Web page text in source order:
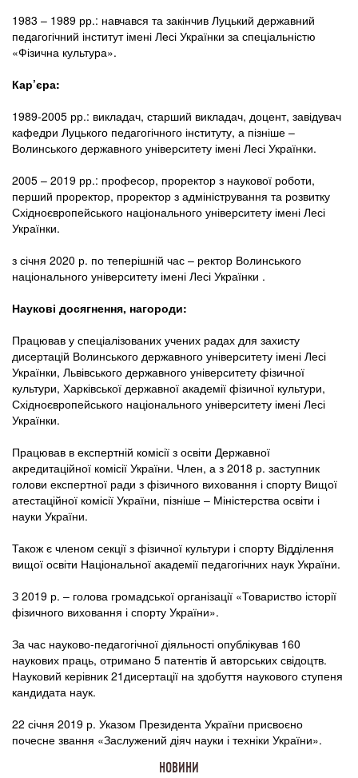
1983 – 1989 рр.: навчався та закінчив Луцький державний
педагогічний інститут імені Лесі Українки за спеціальністю
«Фізична культура».
Кар’єра:
1989-2005 рр.: викладач, старший викладач, доцент, завідувач
кафедри Луцького педагогічного інституту, а пізніше –
Волинського державного університету імені Лесі Українки.
2005 – 2019 рр.: професор, проректор з наукової роботи,
перший проректор, проректор з адміністрування та розвитку
Східноєвропейського національного університету імені Лесі
Українки.
з січня 2020 р. по теперішній час – ректор Волинського
національного університету імені Лесі Українки .
Наукові досягнення, нагороди:
Працював у спеціалізованих учених радах для захисту
дисертацій Волинського державного університету імені Лесі
Українки, Львівського державного університету фізичної
культури, Харківської державної академії фізичної культури,
Східноєвропейського національного університету імені Лесі
Українки.
Працював в експертній комісії з освіти Державної
акредитаційної комісії України. Член, а з 2018 р. заступник
голови експертної ради з фізичного виховання і спорту Вищої
атестаційної комісії України, пізніше – Міністерства освіти і
науки України.
Також є членом секції з фізичної культури і спорту Відділення
вищої освіти Національної академії педагогічних наук України.
З 2019 р. – голова громадської організації «Товариство історії
фізичного виховання і спорту України».
За час науково-педагогічної діяльності опублікував 160
наукових праць, отримано 5 патентів й авторських свідоцтв.
Науковий керівник 21дисертації на здобуття наукового ступеня
кандидата наук.
22 січня 2019 р. Указом Президента України присвоєно
почесне звання «Заслужений діяч науки і техніки України».
НОВИНИ